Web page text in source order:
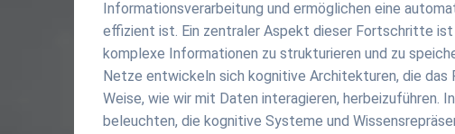
Informationsverarbeitung und ermöglichen eine
effizient ist. Ein zentraler Aspekt dieser Fortschritte
komplexe Informationen zu strukturieren und zu
Netze entwickeln sich kognitive Architekturen, die
Weise, wie wir mit Daten interagieren, herbeizuführen.
beleuchten, die kognitive Systeme und